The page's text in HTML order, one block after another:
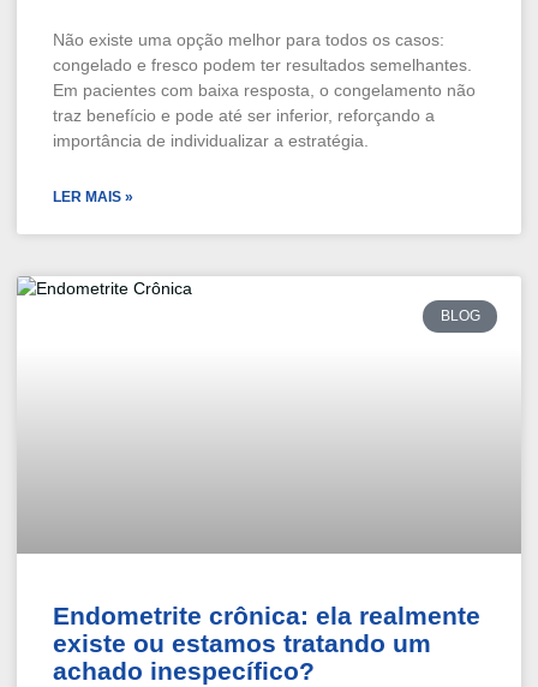
Não existe uma opção melhor para todos os casos:
congelado e fresco podem ter resultados semelhantes.
Em pacientes com baixa resposta, o congelamento não
traz benefício e pode até ser inferior, reforçando a
importância de individualizar a estratégia.
LER MAIS »
BLOG
Endometrite crônica: ela realmente
existe ou estamos tratando um
achado inespecífico?